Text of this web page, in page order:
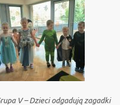
V – Dzieci odgadują zagadki